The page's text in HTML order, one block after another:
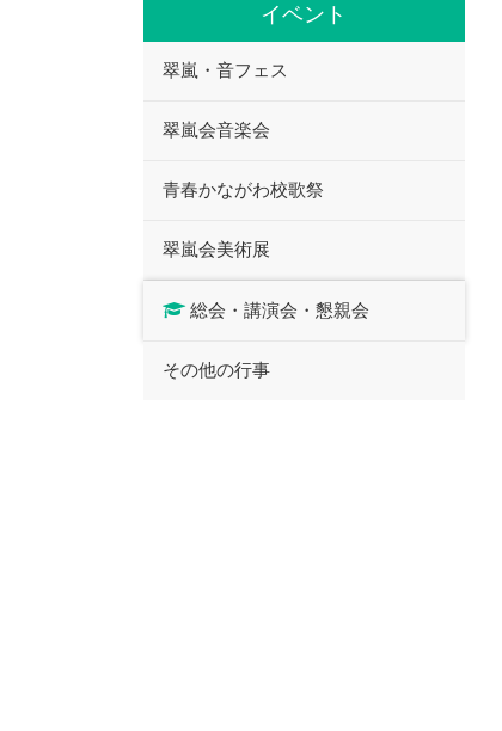
イベント
翠嵐・音フェス
翠嵐会音楽会
青春かながわ校歌祭
翠嵐会美術展
総会・講演会・懇親会
その他の行事